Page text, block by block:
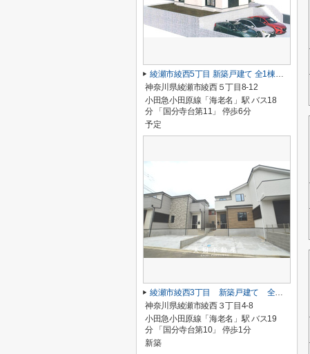
綾瀬市綾西5丁目 新築戸建て 全1棟【仲介手数料無料】
神奈川県綾瀬市綾西５丁目8-12
小田急小田原線「海老名」駅 バス18
分 「国分寺台第11」 停歩6分
予定
綾瀬市綾西3丁目 新築戸建て 全２棟【仲介手数料無料】
神奈川県綾瀬市綾西３丁目4-8
小田急小田原線「海老名」駅 バス19
分 「国分寺台第10」 停歩1分
新築